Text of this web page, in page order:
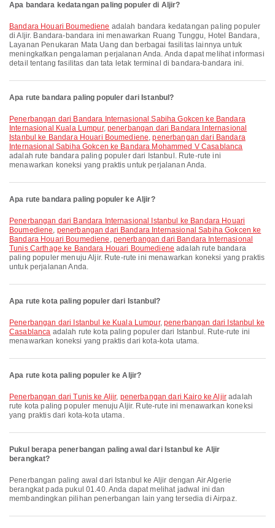
Apa bandara kedatangan paling populer di Aljir?
Bandara Houari Boumediene adalah bandara kedatangan paling populer
di Aljir. Bandara-bandara ini menawarkan Ruang Tunggu, Hotel Bandara,
Layanan Penukaran Mata Uang dan berbagai fasilitas lainnya untuk
meningkatkan pengalaman perjalanan Anda. Anda dapat melihat informasi
detail tentang fasilitas dan tata letak terminal di bandara-bandara ini.
Apa rute bandara paling populer dari Istanbul?
penerbangan dari Bandara Internasional Sabiha Gokcen ke Bandara
Internasional Kuala Lumpur, penerbangan dari Bandara Internasional
Istanbul ke Bandara Houari Boumediene,penerbangan dari Bandara
Internasional Sabiha Gokcen ke Bandara Mohammed V Casablanca
adalah rute bandara paling populer dari Istanbul. Rute-rute ini
menawarkan koneksi yang praktis untuk perjalanan Anda.
Apa rute bandara paling populer ke Aljir?
penerbangan dari Bandara Internasional Istanbul ke Bandara Houari
Boumediene, penerbangan dari Bandara Internasional Sabiha Gokcen ke
Bandara Houari Boumediene , penerbangan dari Bandara Internasional
Tunis Carthage ke Bandara Houari Boumediene adalah rute bandara
paling populer menuju Aljir. Rute-rute ini menawarkan koneksi yang praktis
untuk perjalanan Anda.
Apa rute kota paling populer dari Istanbul?
penerbangan dari Istanbul ke Kuala Lumpur,penerbangan dari Istanbul ke
Casablanca adalah rute kota paling populer dari Istanbul. Rute-rute ini
menawarkan koneksi yang praktis dari kota-kota utama.
Apa rute kota paling populer ke Aljir?
penerbangan dari Tunis ke Aljir, penerbangan dari Kairo ke Aljiradalah
rute kota paling populer menuju Aljir. Rute-rute ini menawarkan koneksi
yang praktis dari kota-kota utama.
Pukul berapa penerbangan paling awal dari Istanbul ke Aljir
berangkat?
Penerbangan paling awal dari Istanbul ke Aljir dengan Air Algerie
berangkat pada pukul 01.40. Anda dapat melihat jadwal ini dan
membandingkan pilihan penerbangan lain yang tersedia di Airpaz.